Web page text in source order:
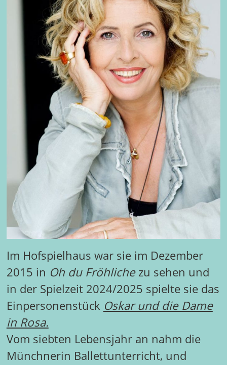
Im Hofspielhaus war sie im Dezember
2015 in Oh du Fröhlichezu sehen und
in der Spielzeit 2024/2025 spielte sie das
Einpersonenstück Oskar und die Dame
in Rosa.
Vom siebten Lebensjahr an nahm die
Münchnerin Ballettunterricht, und